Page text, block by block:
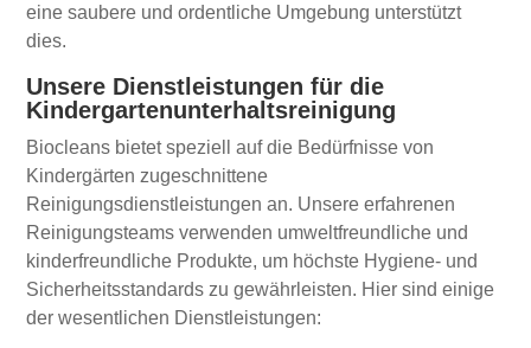
eine saubere und ordentliche Umgebung unterstützt
dies.
Unsere Dienstleistungen für die
Kindergartenunterhaltsreinigung
Biocleans bietet speziell auf die Bedürfnisse von
Kindergärten zugeschnittene
Reinigungsdienstleistungen an. Unsere erfahrenen
Reinigungsteams verwenden umweltfreundliche und
kinderfreundliche Produkte, um höchste Hygiene- und
Sicherheitsstandards zu gewährleisten. Hier sind einige
der wesentlichen Dienstleistungen: